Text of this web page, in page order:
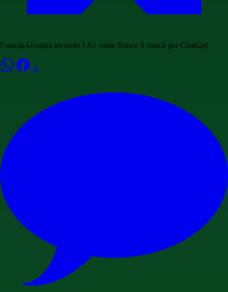
Francia-Ucraina secondo l'Ai: come finisce il match per ChatGpt